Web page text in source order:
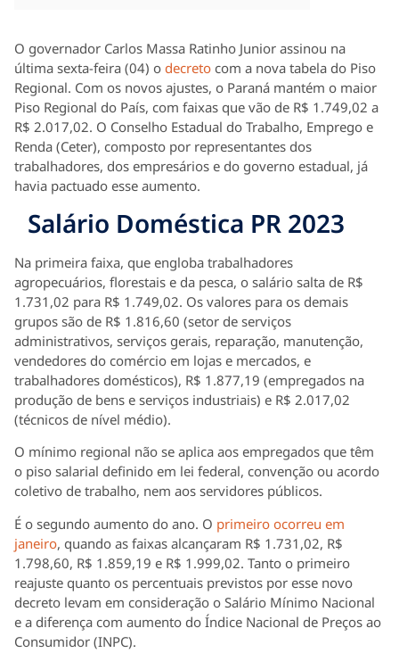
O governador Carlos Massa Ratinho Junior assinou na
última sexta-feira (04) o decreto com a nova tabela do Piso
Regional. Com os novos ajustes, o Paraná mantém o maior
Piso Regional do País, com faixas que vão de R$ 1.749,02 a
R$ 2.017,02. O Conselho Estadual do Trabalho, Emprego e
Renda (Ceter), composto por representantes dos
trabalhadores, dos empresários e do governo estadual, já
havia pactuado esse aumento.
Salário Doméstica PR 2023
Na primeira faixa, que engloba trabalhadores
agropecuários, florestais e da pesca, o salário salta de R$
1.731,02 para R$ 1.749,02. Os valores para os demais
grupos são de R$ 1.816,60 (setor de serviços
administrativos, serviços gerais, reparação, manutenção,
vendedores do comércio em lojas e mercados, e
trabalhadores domésticos), R$ 1.877,19 (empregados na
produção de bens e serviços industriais) e R$ 2.017,02
(técnicos de nível médio).
O mínimo regional não se aplica aos empregados que têm
o piso salarial definido em lei federal, convenção ou acordo
coletivo de trabalho, nem aos servidores públicos.
É o segundo aumento do ano. O primeiro ocorreu em
janeiro, quando as faixas alcançaram R$ 1.731,02, R$
1.798,60, R$ 1.859,19 e R$ 1.999,02. Tanto o primeiro
reajuste quanto os percentuais previstos por esse novo
decreto levam em consideração o Salário Mínimo Nacional
e a diferença com aumento do Índice Nacional de Preços ao
Consumidor (INPC).